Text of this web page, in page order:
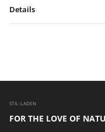
Details
STIL-LADEN
FOR THE LOVE OF